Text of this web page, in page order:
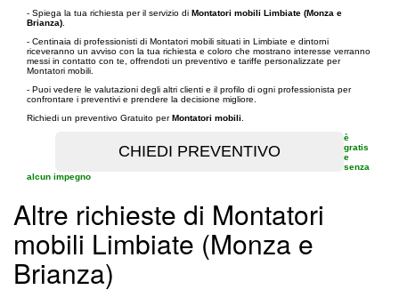
- Spiega la tua richiesta per il servizio di Montatori mobili Limbiate (Monza e
Brianza)
- Centinaia di professionisti di Montatori mobili situati in Limbiate e dintorni
riceveranno un avviso con la tua richiesta e coloro che mostrano interesse verranno
messi in contatto con te, offrendoti un preventivo e tariffe personalizzate per
Montatori mobili.
- Puoi vedere le valutazioni degli altri clienti e il profilo di ogni professionista per
confrontare i preventivi e prendere la decisione migliore.
Richiedi un preventivo Gratuito perMontatori mobili
è
gratis
e
senza
alcun impegno
Altre richieste di Montatori
mobili Limbiate (Monza e
Brianza)